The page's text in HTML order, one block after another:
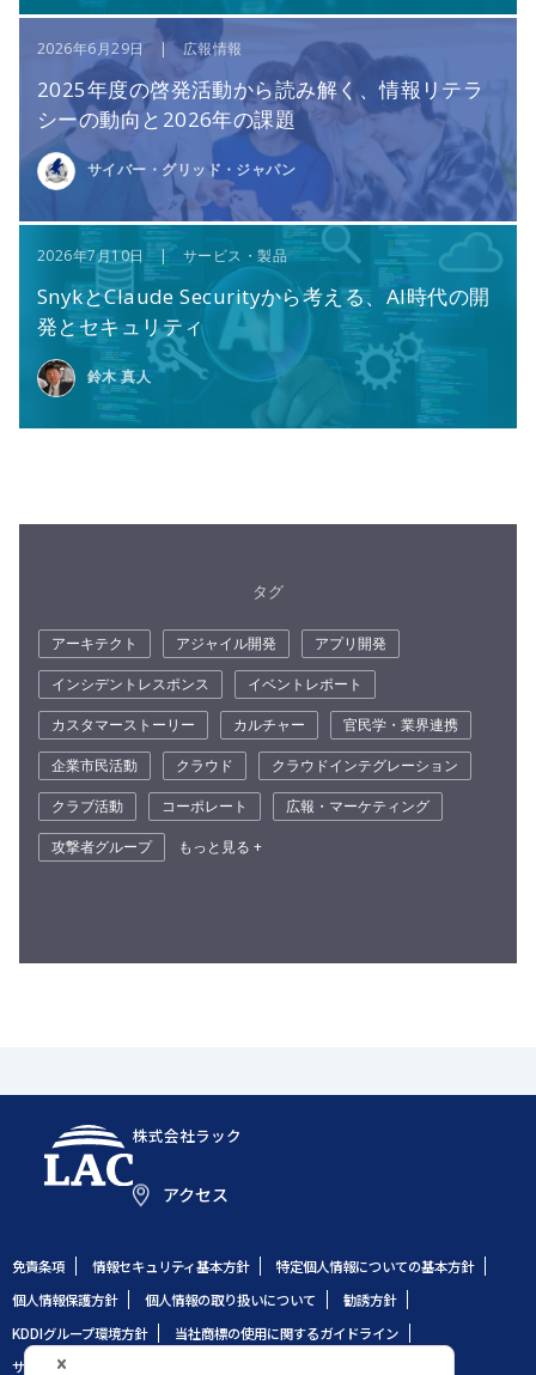
2026年6月29日 | 広報情報
2025年度の啓発活動から読み解く、情報リテラ
シーの動向と2026年の課題
サイバー・グリッド・ジャパン
2026年7月10日 | サービス・製品
SnykとClaude Securityから考える、AI時代の開
発とセキュリティ
鈴木 真人
タグ
アーキテクト アジャイル開発
アプリ開発
インシデントレスポンス
イベントレポート
カスタマーストーリー
カルチャー
官民学・業界連携
企業市民活動
クラウド
クラウドインテグレーション
クラブ活動
コーポレート
広報・マーケティング
攻撃者グループ
もっと見る +
株式会社ラック
アクセス
免責条項 情報セキュリティ基本方針
特定個人情報についての基本方針
個人情報保護方針
個人情報の取り扱いについて
勧誘方針
KDDIグループ環境方針
当社商標の使用に関するガイドライン
サイトのご利用条件